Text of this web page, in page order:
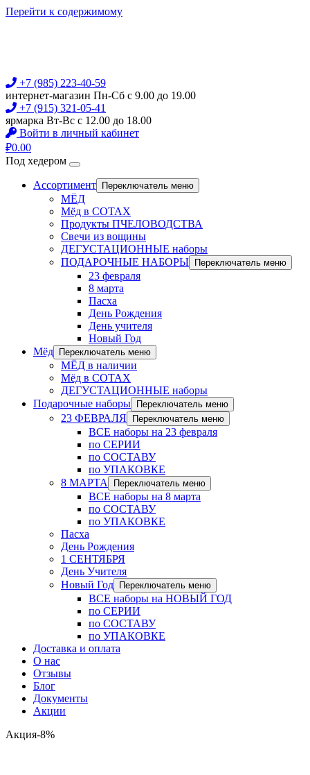
Перейти к содержимому
+7 (985) 223-40-59
интернет-магазин Пн-Сб с 9.00 до 19.00
+7 (915) 321-05-41
ярмарка Вт-Вс с 12.00 до 18.00
Войти в личный кабинет
₽0.00
Под хедером
Ассортимент Переключатель меню
МЁД
Мёд в СОТАХ
Продукты ПЧЕЛОВОДСТВА
Свечи из вощины
ДЕГУСТАЦИОННЫЕ наборы
ПОДАРОЧНЫЕ НАБОРЫ
Переключатель меню
23 февраля
8 марта
Пасха
День Рождения
День учителя
Новый Год
Мёд
Переключатель меню
МЁД в наличии
Мёд в СОТАХ
ДЕГУСТАЦИОННЫЕ наборы
Подарочные наборы
Переключатель меню
23 ФЕВРАЛЯ Переключатель меню
ВСЕ наборы на 23 февраля
по СЕРИИ
по СОСТАВУ
по УПАКОВКЕ
8 МАРТА
Переключатель меню
ВСЕ наборы на 8 марта
по СОСТАВУ
по УПАКОВКЕ
Пасха
День Рождения
1 СЕНТЯБРЯ
День Учителя
Новый Год
Переключатель меню
ВСЕ наборы на НОВЫЙ ГОД
по СЕРИИ
по СОСТАВУ
по УПАКОВКЕ
Доставка и оплата
О нас
Отзывы
Блог
Документы
Акции
Акция-8%